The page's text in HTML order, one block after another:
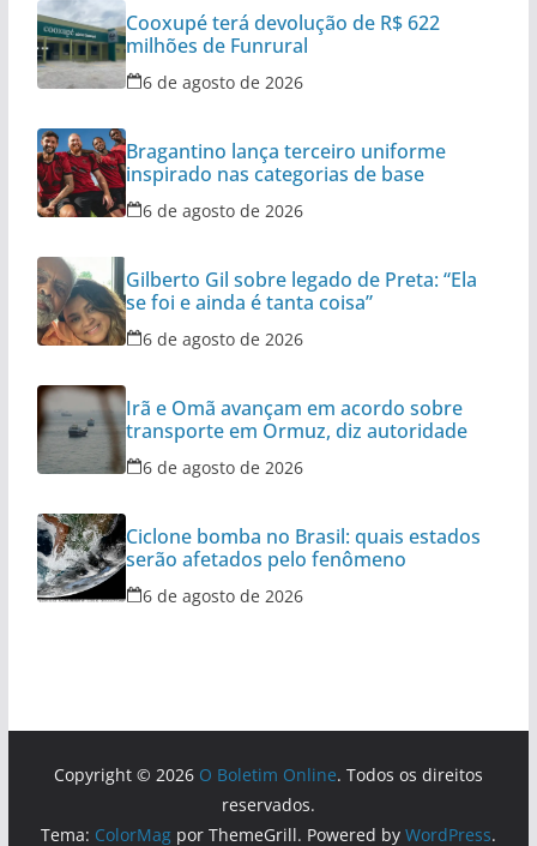
Cooxupé terá devolução de R$ 622
milhões de Funrural
6 de agosto de 2026
Bragantino lança terceiro uniforme
inspirado nas categorias de base
6 de agosto de 2026
Gilberto Gil sobre legado de Preta: “Ela
se foi e ainda é tanta coisa”
6 de agosto de 2026
Irã e Omã avançam em acordo sobre
transporte em Ormuz, diz autoridade
6 de agosto de 2026
Ciclone bomba no Brasil: quais estados
serão afetados pelo fenômeno
6 de agosto de 2026
Copyright © 2026 O Boletim Online. Todos os direitos
reservados.
Tema: ColorMagpor ThemeGrill. Powered by WordPress.